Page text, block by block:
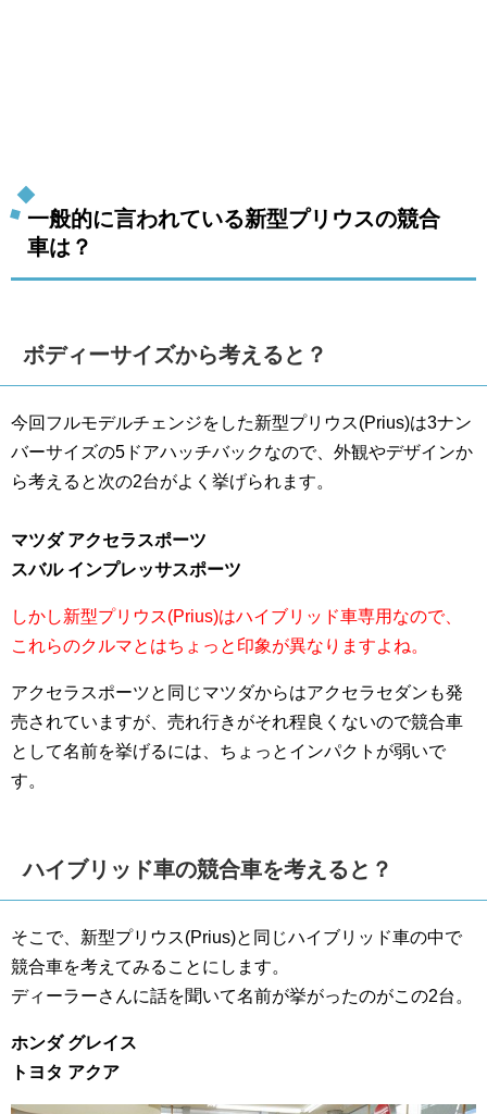
一般的に言われている新型プリウスの競合
車は？
ボディーサイズから考えると？
今回フルモデルチェンジをした新型プリウス(Prius)は3ナン
バーサイズの5ドアハッチバックなので、外観やデザインか
ら考えると次の2台がよく挙げられます。
マツダ アクセラスポーツ
スバル インプレッサスポーツ
しかし新型プリウス(Prius)はハイブリッド車専用なので、
これらのクルマとはちょっと印象が異なりますよね。
アクセラスポーツと同じマツダからはアクセラセダンも発
売されていますが、売れ行きがそれ程良くないので競合車
として名前を挙げるには、ちょっとインパクトが弱いで
す。
ハイブリッド車の競合車を考えると？
そこで、新型プリウス(Prius)と同じハイブリッド車の中で
競合車を考えてみることにします。
ディーラーさんに話を聞いて名前が挙がったのがこの2台。
ホンダ グレイス
トヨタ アクア